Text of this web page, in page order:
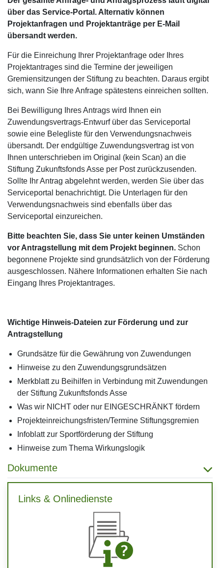
über das Service-Portal. Alternativ können
Projektanfragen und Projektanträge per E-Mail
übersandt werden.
Für die Einreichung Ihrer Projektanfrage oder Ihres
Projektantrages sind die Termine der jeweiligen
Gremiensitzungen der Stiftung zu beachten. Daraus ergibt
sich, wann Sie Ihre Anfrage spätestens einreichen sollten.
Bei Bewilligung Ihres Antrags wird Ihnen ein
Zuwendungsvertrags-Entwurf über das Serviceportal
sowie eine Belegliste für den Verwendungsnachweis
übersandt. Der endgültige Zuwendungsvertrag ist von
Ihnen unterschrieben im Original (kein Scan) an die
Stiftung Zukunftsfonds Asse per Post zurückzusenden.
Sollte Ihr Antrag abgelehnt werden, werden Sie über das
Serviceportal benachrichtigt. Die Unterlagen für den
Verwendungsnachweis sind ebenfalls über das
Serviceportal einzureichen.
Bitte beachten Sie, dass Sie unter keinen Umständen
vor Antragstellung mit dem Projekt beginnen. Schon
begonnene Projekte sind grundsätzlich von der Förderung
ausgeschlossen. Nähere Informationen erhalten Sie nach
Eingang Ihres Projektantrages.
Wichtige Hinweis-Dateien zur Förderung und zur
Antragstellung
Grundsätze für die Gewährung von Zuwendungen
Hinweise zu den Zuwendungsgrundsätzen
Merkblatt zu Beihilfen in Verbindung mit Zuwendungen
der Stiftung Zukunftsfonds Asse
Was wir NICHT oder nur EINGESCHRÄNKT fördern
Projekteinreichungsfristen/Termine Stiftungsgremien
Infoblatt zur Sportförderung der Stiftung
Hinweise zum Thema Wirkungslogik
Dokumente
Links & Onlinedienste